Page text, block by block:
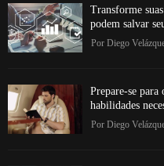
Transforme
podem salvar
Por Diego
Prepare-se
habilidades
Por Diego